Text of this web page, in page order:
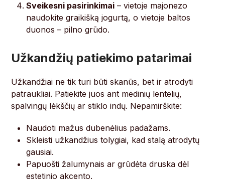
Sveikesni pasirinkimai – vietoje majonezo
naudokite graikišką jogurtą, o vietoje baltos
duonos – pilno grūdo.
Užkandžių patiekimo patarimai
Užkandžiai ne tik turi būti skanūs, bet ir atrodyti
patraukliai. Patiekite juos ant medinių lentelių,
spalvingų lėkščių ar stiklo indų. Nepamirškite:
Naudoti mažus dubenėlius padažams.
Skleisti užkandžius tolygiai, kad stalą atrodytų
gausiai.
Papuošti žalumynais ar grūdėta druska dėl
estetinio akcento.